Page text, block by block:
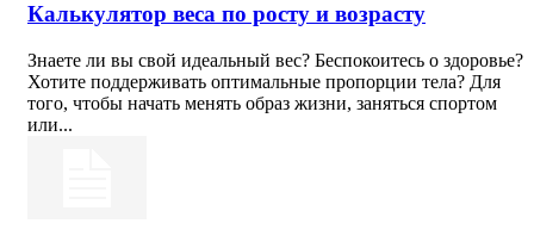
Калькулятор веса по росту и возрасту
Знаете ли вы свой идеальный вес? Беспокоитесь о здоровье?
Хотите поддерживать оптимальные пропорции тела? Для
того, чтобы начать менять образ жизни, заняться спортом
или...